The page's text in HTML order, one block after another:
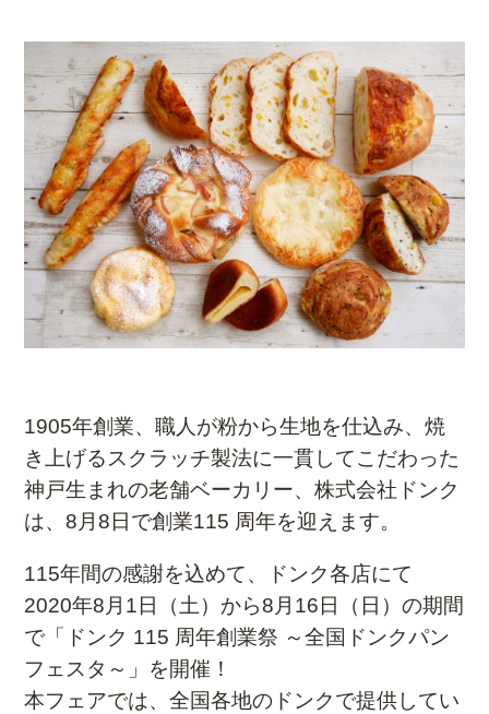
1905年創業、職人が粉から生地を仕込み、焼
き上げるスクラッチ製法に一貫してこだわった
神戸生まれの老舗ベーカリー、株式会社ドンク
は、8月8日で創業115 周年を迎えます。
115年間の感謝を込めて、ドンク各店にて
2020年8月1日（土）から8月16日（日）の期間
で「ドンク 115 周年創業祭 ～全国ドンクパン
フェスタ～」を開催！
本フェアでは、全国各地のドンクで提供してい